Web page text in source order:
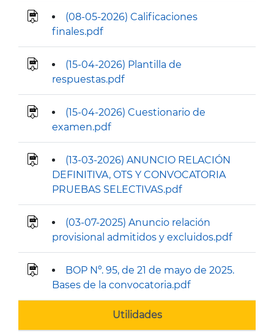
(08-05-2026) Calificaciones
finales.pdf
(15-04-2026) Plantilla de
respuestas.pdf
(15-04-2026) Cuestionario de
examen.pdf
(13-03-2026) ANUNCIO RELACIÓN
DEFINITIVA, OTS Y CONVOCATORIA
PRUEBAS SELECTIVAS.pdf
(03-07-2025) Anuncio relación
provisional admitidos y excluidos.pdf
BOP Nº. 95, de 21 de mayo de 2025.
Bases de la convocatoria.pdf
Utilidades